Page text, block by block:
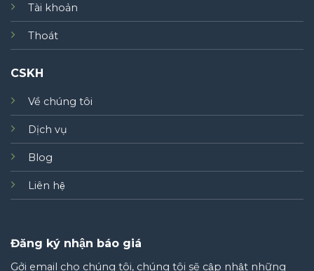
Tài khoản
Thoát
CSKH
Về chúng tôi
Dịch vụ
Blog
Liên hệ
Đăng ký nhận báo giá
Gởi email cho chúng tôi, chúng tôi sẽ cập nhật những